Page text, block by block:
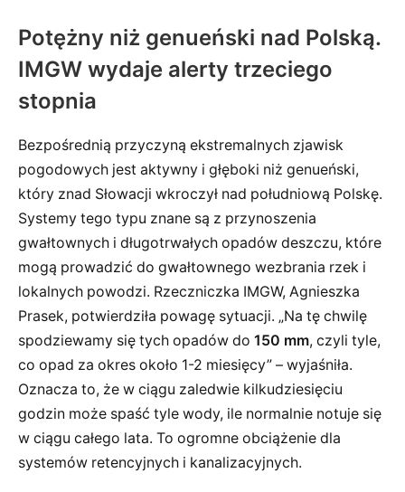
Potężny niż genueński nad Polską.
IMGW wydaje alerty trzeciego
stopnia
Bezpośrednią przyczyną ekstremalnych zjawisk
pogodowych jest aktywny i głęboki niż genueński,
który znad Słowacji wkroczył nad południową Polskę.
Systemy tego typu znane są z przynoszenia
gwałtownych i długotrwałych opadów deszczu, które
mogą prowadzić do gwałtownego wezbrania rzek i
lokalnych powodzi. Rzeczniczka IMGW, Agnieszka
Prasek, potwierdziła powagę sytuacji. „Na tę chwilę
spodziewamy się tych opadów do 150 mm, czyli tyle,
co opad za okres około 1-2 miesięcy” – wyjaśniła.
Oznacza to, że w ciągu zaledwie kilkudziesięciu
godzin może spaść tyle wody, ile normalnie notuje się
w ciągu całego lata. To ogromne obciążenie dla
systemów retencyjnych i kanalizacyjnych.